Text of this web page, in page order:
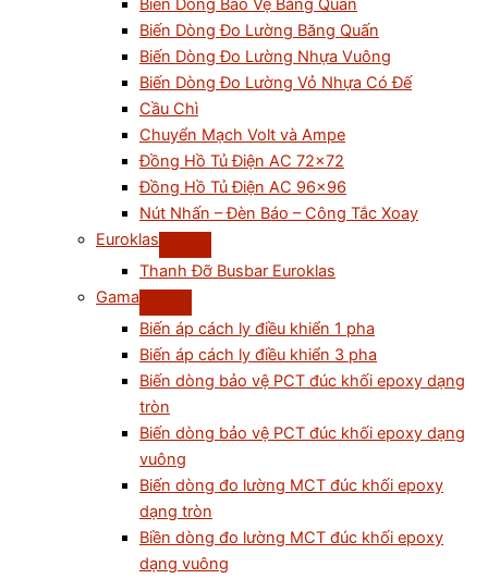
Biến Dòng Bảo Vệ Băng Quấn
Biến Dòng Đo Lường Băng Quấn
Biến Dòng Đo Lường Nhựa Vuông
Biến Dòng Đo Lường Vỏ Nhựa Có Đế
Cầu Chì
Chuyển Mạch Volt và Ampe
Đồng Hồ Tủ Điện AC 72×72
Đồng Hồ Tủ Điện AC 96×96
Nút Nhấn – Đèn Báo – Công Tắc Xoay
Euroklas
Thanh Đỡ Busbar Euroklas
Gama
Biến áp cách ly điều khiển 1 pha
Biến áp cách ly điều khiển 3 pha
Biến dòng bảo vệ PCT đúc khối epoxy dạng
tròn
Biến dòng bảo vệ PCT đúc khối epoxy dạng
vuông
Biến dòng đo lường MCT đúc khối epoxy
dạng tròn
Biền dòng đo lường MCT đúc khối epoxy
dạng vuông